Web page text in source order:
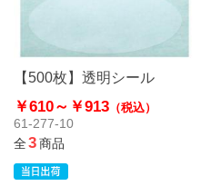
【500枚】透明シール
￥610～ ￥913 （税込）
61-277-10
全3商品